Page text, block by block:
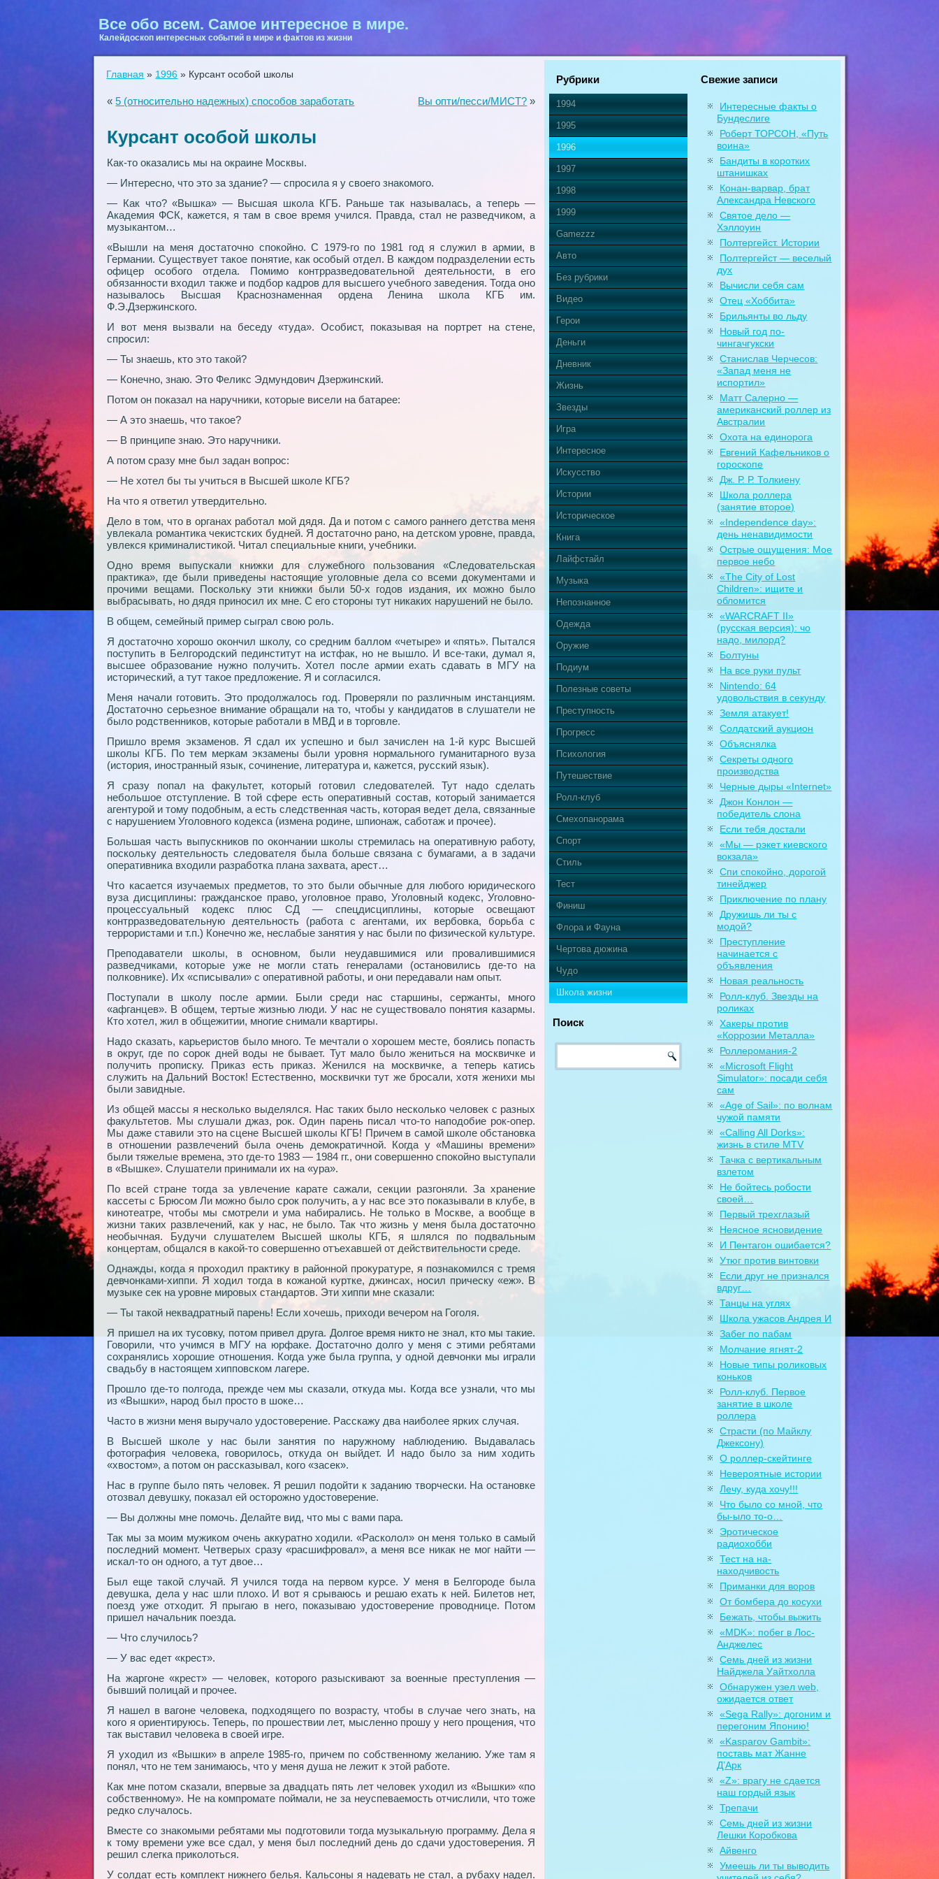
Все обо всем. Самое интересное в мире.
Калейдоскоп интересных событий в мире и фактов из жизни
Главная » 1996 » Курсант особой школы
«5 (относительно надежных) способов заработать Вы опти/песси/МИСТ? »
Курсант особой школы
Как-то оказались мы на окраине Москвы.
— Интересно, что это за здание? — спросила я у своего знакомого.
— Как что? «Вышка» — Высшая школа КГБ. Раньше так называлась, а теперь —
Академия ФСК, кажется, я там в свое время учился. Правда, стал не разведчиком, а
музыкантом…
«Вышли на меня достаточно спокойно. С 1979-го по 1981 год я служил в армии, в
Германии. Существует такое понятие, как особый отдел. В каждом подразделении есть
офицер особого отдела. Помимо контрразведовательной деятельности, в его
обязанности входил также и подбор кадров для высшего учебного заведения. Тогда оно
называлось Высшая Краснознаменная ордена Ленина школа КГБ им.
Ф.Э.Дзержинского.
И вот меня вызвали на беседу «туда». Особист, показывая на портрет на стене,
спросил:
— Ты знаешь, кто это такой?
— Конечно, знаю. Это Феликс Эдмундович Дзержинский.
Потом он показал на наручники, которые висели на батарее:
— А это знаешь, что такое?
— В принципе знаю. Это наручники.
А потом сразу мне был задан вопрос:
— Не хотел бы ты учиться в Высшей школе КГБ?
На что я ответил утвердительно.
Дело в том, что в органах работал мой дядя. Да и потом с самого раннего детства меня
увлекала романтика чекистских будней. Я достаточно рано, на детском уровне, правда,
увлекся криминалистикой. Читал специальные книги, учебники.
Одно время выпускали книжки для служебного пользования «Следовательская
практика», где были приведены настоящие уголовные дела со всеми документами и
прочими вещами. Поскольку эти книжки были 50-х годов издания, их можно было
выбрасывать, но дядя приносил их мне. С его стороны тут никаких нарушений не было.
В общем, семейный пример сыграл свою роль.
Я достаточно хорошо окончил школу, со средним баллом «четыре» и «пять». Пытался
поступить в Белгородский пединститут на истфак, но не вышло. И все-таки, думал я,
высшее образование нужно получить. Хотел после армии ехать сдавать в МГУ на
исторический, а тут такое предложение. Я и согласился.
Меня начали готовить. Это продолжалось год. Проверяли по различным инстанциям.
Достаточно серьезное внимание обращали на то, чтобы у кандидатов в слушатели не
было родственников, которые работали в МВД и в торговле.
Пришло время экзаменов. Я сдал их успешно и был зачислен на 1-й курс Высшей
школы КГБ. По тем меркам экзамены были уровня нормального гуманитарного вуза
(история, иностранный язык, сочинение, литература и, кажется, русский язык).
Я сразу попал на факультет, который готовил следователей. Тут надо сделать
небольшое отступление. В той сфере есть оперативный состав, который занимается
агентурой и тому подобным, а есть следственная часть, которая ведет дела, связанные
с нарушением Уголовного кодекса (измена родине, шпионаж, саботаж и прочее).
Большая часть выпускников по окончании школы стремилась на оперативную работу,
поскольку деятельность следователя была больше связана с бумагами, а в задачи
оперативника входили разработка плана захвата, арест…
Что касается изучаемых предметов, то это были обычные для любого юридического
вуза дисциплины: гражданское право, уголовное право, Уголовный кодекс, Уголовно-
процессуальный кодекс плюс СД — спецдисциплины, которые освещают
контрразведовательную деятельность (работа с агентами, их вербовка, борьба с
террористами и т.п.) Конечно же, неслабые занятия у нас были по физической культуре.
Преподаватели школы, в основном, были неудавшимися или провалившимися
разведчиками, которые уже не могли стать генералами (остановились где-то на
полковнике). Их «списывали» с оперативной работы, и они передавали нам опыт.
Поступали в школу после армии. Были среди нас старшины, сержанты, много
«афганцев». В общем, тертые жизнью люди. У нас не существовало понятия казармы.
Кто хотел, жил в общежитии, многие снимали квартиры.
Надо сказать, карьеристов было много. Те мечтали о хорошем месте, боялись попасть
в округ, где по сорок дней воды не бывает. Тут мало было жениться на москвичке и
получить прописку. Приказ есть приказ. Женился на москвичке, а теперь катись
служить на Дальний Восток! Естественно, москвички тут же бросали, хотя женихи мы
были завидные.
Из общей массы я несколько выделялся. Нас таких было несколько человек с разных
факультетов. Мы слушали джаз, рок. Один парень писал что-то наподобие рок-опер.
Мы даже ставили это на сцене Высшей школы КГБ! Причем в самой школе обстановка
в отношении развлечений была очень демократичной. Когда у «Машины времени»
были тяжелые времена, это где-то 1983 — 1984 гг., они совершенно спокойно выступали
в «Вышке». Слушатели принимали их на «ура».
По всей стране тогда за увлечение карате сажали, секции разгоняли. За хранение
кассеты с Брюсом Ли можно было срок получить, а у нас все это показывали в клубе, в
кинотеатре, чтобы мы смотрели и ума набирались. Не только в Москве, а вообще в
жизни таких развлечений, как у нас, не было. Так что жизнь у меня была достаточно
необычная. Будучи слушателем Высшей школы КГБ, я шлялся по подвальным
концертам, общался в какой-то совершенно отъехавшей от действительности среде.
Однажды, когда я проходил практику в районной прокуратуре, я познакомился с тремя
девчонками-хиппи. Я ходил тогда в кожаной куртке, джинсах, носил прическу «еж». В
музыке сек на уровне мировых стандартов. Эти хиппи мне сказали:
— Ты такой неквадратный парень! Если хочешь, приходи вечером на Гоголя.
Я пришел на их тусовку, потом привел друга. Долгое время никто не знал, кто мы такие.
Говорили, что учимся в МГУ на юрфаке. Достаточно долго у меня с этими ребятами
сохранялись хорошие отношения. Когда уже была группа, у одной девчонки мы играли
свадьбу в настоящем хипповском лагере.
Прошло где-то полгода, прежде чем мы сказали, откуда мы. Когда все узнали, что мы
из «Вышки», народ был просто в шоке…
Часто в жизни меня выручало удостоверение. Расскажу два наиболее ярких случая.
В Высшей школе у нас были занятия по наружному наблюдению. Выдавалась
фотография человека, говорилось, откуда он выйдет. И надо было за ним ходить
«хвостом», а потом он рассказывал, кого «засек».
Нас в группе было пять человек. Я решил подойти к заданию творчески. На остановке
отозвал девушку, показал ей осторожно удостоверение.
— Вы должны мне помочь. Делайте вид, что мы с вами пара.
Так мы за моим мужиком очень аккуратно ходили. «Расколол» он меня только в самый
последний момент. Четверых сразу «расшифровал», а меня все никак не мог найти —
искал-то он одного, а тут двое…
Был еще такой случай. Я учился тогда на первом курсе. У меня в Белгороде была
девушка, дела у нас шли плохо. И вот я срываюсь и решаю ехать к ней. Билетов нет,
поезд уже отходит. Я прыгаю в него, показываю удостоверение проводнице. Потом
пришел начальник поезда.
— Что случилось?
— У вас едет «крест».
На жаргоне «крест» — человек, которого разыскивают за военные преступления —
бывший полицай и прочее.
Я нашел в вагоне человека, подходящего по возрасту, чтобы в случае чего знать, на
кого я ориентируюсь. Теперь, по прошествии лет, мысленно прошу у него прощения, что
так выставил человека в своей игре.
Я уходил из «Вышки» в апреле 1985-го, причем по собственному желанию. Уже там я
понял, что не тем занимаюсь, что у меня душа не лежит к этой работе.
Как мне потом сказали, впервые за двадцать пять лет человек уходил из «Вышки» «по
собственному». Не на компромате поймали, не за неуспеваемость отчислили, что тоже
редко случалось.
Вместе со знакомыми ребятами мы подготовили тогда музыкальную программу. Дела я
к тому времени уже все сдал, у меня был последний день до сдачи удостоверения. Я
решил слегка приколоться.
У солдат есть комплект нижнего белья. Кальсоны я надевать не стал, а рубаху надел.
Рубрики
1994
1995
1996
1997
1998
1999
Gamezzz
Авто
Без рубрики
Видео
Герои
Деньги
Дневник
Жизнь
Звезды
Игра
Интересное
Искусство
Истории
Историческое
Книга
Лайфстайл
Музыка
Непознанное
Одежда
Оружие
Подиум
Полезные советы
Преступность
Прогресс
Психология
Путешествие
Ролл-клуб
Смехопанорама
Спорт
Стиль
Тест
Финиш
Флора и Фауна
Чертова дюжина
Чудо
Школа жизни
Поиск
Свежие записи
Интересные факты о
Бундеслиге
Роберт ТОРСОН, «Путь
воина»
Бандиты в коротких
штанишках
Конан-варвар, брат
Александра Невского
Святое дело —
Хэллоуин
Полтергейст. Истории
Полтергейст — веселый
дух
Вычисли себя сам
Отец «Хоббита»
Брильянты во льду
Новый год по-
чингачгукски
Станислав Черчесов:
«Запад меня не
испортил»
Матт Салерно —
американский роллер из
Австралии
Охота на единорога
Евгений Кафельников о
гороскопе
Дж. Р. Р. Толкиену
Школа роллера
(занятие второе)
«Independence day»:
день ненавидимости
Острые ощущения: Мое
первое небо
«The City of Lost
Children»: ищите и
обломится
«WARCRAFT II»
(русская версия): чо
надо, милорд?
Болтуны
На все руки пульт
Nintendo: 64
удовольствия в секунду
Земля атакует!
Солдатский аукцион
Объяснялка
Секреты одного
производства
Черные дыры «Internet»
Джон Конлон —
победитель слона
Если тебя достали
«Мы — рэкет киевского
вокзала»
Спи спокойно, дорогой
тинейджер
Приключение по плану
Дружишь ли ты с
модой?
Преступление
начинается с
объявления
Новая реальность
Ролл-клуб. Звезды на
роликах
Хакеры против
«Коррозии Металла»
Роллеромания-2
«Microsoft Flight
Simulator»: посади себя
сам
«Age of Sail»: по волнам
чужой памяти
«Calling All Dorks»:
жизнь в стиле MTV
Тачка с вертикальным
взлетом
Не бойтесь робости
своей…
Первый трехглазый
Неясное ясновидение
И Пентагон ошибается?
Утюг против винтовки
Если друг не признался
вдруг…
Танцы на углях
Школа ужасов Андрея И
Забег по пабам
Молчание ягнят-2
Новые типы роликовых
коньков
Ролл-клуб. Первое
занятие в школе
роллера
Страсти (по Майклу
Джексону)
О роллер-скейтинге
Невероятные истории
Лечу, куда хочу!!!
Что было со мной, что
бы-ыло то-о…
Эротическое
радиохобби
Тест на на-
находчивость
Приманки для воров
От бомбера до косухи
Бежать, чтобы выжить
«MDK»: побег в Лос-
Анджелес
Семь дней из жизни
Найджела Уайтхолла
Обнаружен узел web,
ожидается ответ
«Sega Rally»: догоним и
перегоним Японию!
«Kasparov Gambit»:
поставь мат Жанне
Д’Арк
«Z»: врагу не сдается
наш гордый язык
Трепачи
Семь дней из жизни
Лешки Коробкова
Айвенго
Умеешь ли ты выводить